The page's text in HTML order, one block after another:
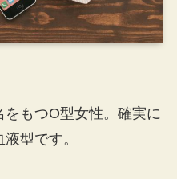
もつO型女性。確実に
型です。